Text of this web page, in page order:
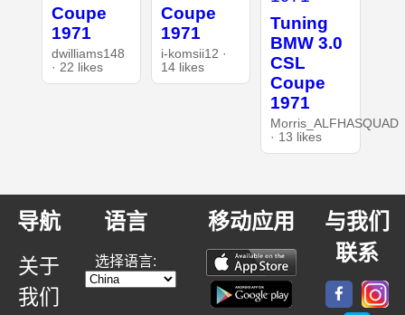
Coupe
1971
dwilliams148
· 22 likes
Coupe
1971
i-komsii12 ·
14 likes
Tuning
BMW 3.0
CSL
Coupe
1971
Morris_ALFHASQUAD
· 13 likes
导航
关于
我们
语言
选择语言:
移动应用
与我们
联系